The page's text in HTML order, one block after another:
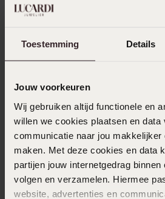
Toestemming Details
Jouw voorkeuren
Wij gebruiken altijd functionele en
willen we cookies plaatsen en data
communicatie naar jou makkelijker
maken. Met deze cookies en data
partijen jouw internetgedrag
volgen en verzamelen. Hiermee
website, advertenties en